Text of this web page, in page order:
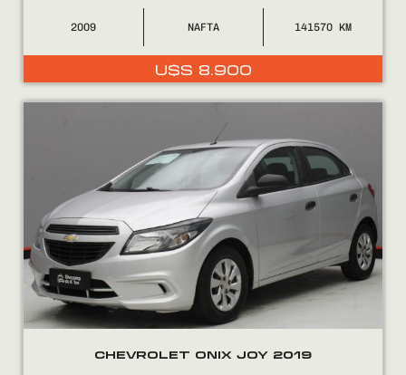
2009 NAFTA 141570
U$S 8.900
CHEVROLET ONIX JOY 2019